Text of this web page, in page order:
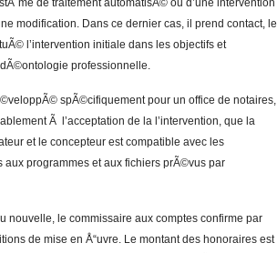
de traitement automatisÃ© ou d’une intervention
modification. Dans ce dernier cas, il prend contact, le
l’intervention initiale dans les objectifs et
professionnelle.
spÃ©cifiquement pour un office de notaires,
Ã l’acceptation de la l’intervention, que la
et le concepteur est compatible avec les
aux programmes et aux fichiers prÃ©vus par
nouvelle, le commissaire aux comptes confirme par
de mise en Å“uvre. Le montant des honoraires est